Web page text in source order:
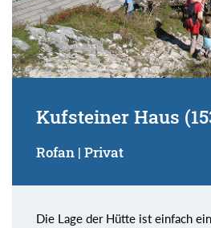
Kufsteiner Haus
Rofan | Privat
Die Lage der Hütte ist einfach